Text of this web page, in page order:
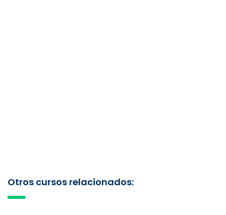
Otros cursos relacionados: